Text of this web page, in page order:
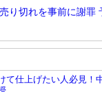
り切れを事前に謝罪
て仕上げたい人必見！